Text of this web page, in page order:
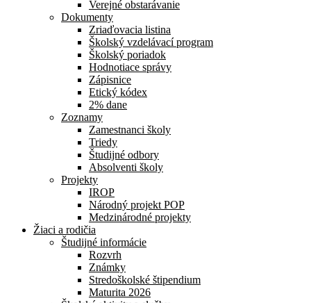
Verejné obstarávanie
Dokumenty
Zriaďovacia listina
Školský vzdelávací program
Školský poriadok
Hodnotiace správy
Zápisnice
Etický kódex
2% dane
Zoznamy
Zamestnanci školy
Triedy
Študijné odbory
Absolventi školy
Projekty
IROP
Národný projekt POP
Medzinárodné projekty
Žiaci a rodičia
Študijné informácie
Rozvrh
Známky
Stredoškolské štipendium
Maturita 2026